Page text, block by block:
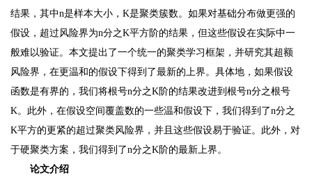
结果，其中n是样本大小，K是聚类簇数。如果对基础分布做更强的
假设，超过风险界为n分之K平方阶的结果，但这些假设在实际中一
般难以验证。本文提出了一个统一的聚类学习框架，并研究其超额
风险界，在更温和的假设下得到了最新的上界。具体地，如果假设
函数是有界的，我们将根号n分之K阶的结果改进到根号n分之根号
K。此外，在假设空间覆盖数的一些温和假设下，我们得到了n分之
K平方的更紧的超过聚类风险界，并且这些假设易于验证。此外，对
于硬聚类方案，我们得到了n分之K阶的最新上界。
论文介绍